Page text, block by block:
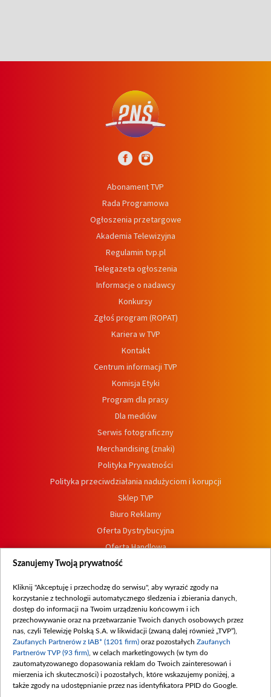
Abonament TVP
Rada Programowa
Ogłoszenia przetargowe
Akademia Telewizyjna
Regulamin tvp.pl
Telegazeta ogłoszenia
Informacje o nadawcy
Konkursy
Zgłoś program (ROPAT)
Kariera w TVP
Kontakt
Centrum informacji TVP
Komisja Etyki
Program dla prasy
Dla mediów
Serwis fotograficzny
Merchandising (znaki)
Polityka Prywatności
Polityka przeciwdziałania nadużyciom i korupcji
Sklep TVP
Biuro Reklamy
Oferta Dystrybucyjna
Oferta Handlowa
Dostępność
Procedura zgłoszeń wewnętrznych
Szanujemy Twoją prywatność
Kliknij "Akceptuję i przechodzę do serwisu", aby wyrazić zgody na
korzystanie z technologii automatycznego śledzenia i zbierania danych,
dostęp do informacji na Twoim urządzeniu końcowym i ich
przechowywanie oraz na przetwarzanie Twoich danych osobowych przez
nas, czyli Telewizję Polską S.A. w likwidacji (zwaną dalej również „TVP”),
Zaufanych Partnerów z IAB* (1201 firm) oraz pozostałych Zaufanych
Partnerów TVP (93 firm) , w celach marketingowych (w tym do
zautomatyzowanego dopasowania reklam do Twoich zainteresowań i
mierzenia ich skuteczności) i pozostałych, które wskazujemy poniżej, a
także zgody na udostępnianie przez nas identyfikatora PPID do Google.